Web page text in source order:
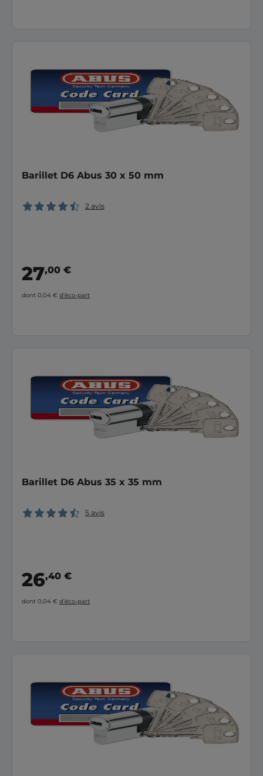
Barillet D6 Abus 30 x 50 mm
2 avis
27,00 €
dont 0,04 € d’éco-part
Barillet D6 Abus 35 x 35 mm
5 avis
26,40 €
dont 0,04 € d’éco-part